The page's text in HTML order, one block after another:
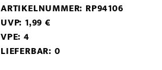
ARTIKELNUMMER: RP94106
UVP: 1,99 €
VPE: 4
LIEFERBAR: 0